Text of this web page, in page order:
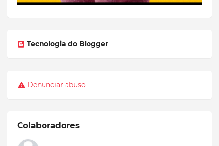
Tecnologia do Blogger
Denunciar abuso
Colaboradores